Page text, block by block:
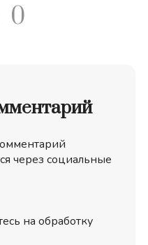
0
через социальные
на обработку